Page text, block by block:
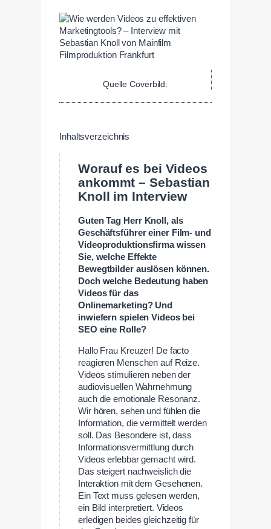
Quelle Coverbild:
Inhaltsverzeichnis
Worauf es bei Videos
ankommt –Sebastian
Knoll im Interview
Guten Tag Herr Knoll, als
Geschäftsführer einer Film- und
Videoproduktionsfirma wissen
Sie, welche Effekte
Bewegtbilder auslösen können.
Doch welche Bedeutung haben
Videos für das
Onlinemarketing? Und
inwiefern spielen Videos bei
SEO eine Rolle?
Hallo Frau Kreuzer! De facto
reagieren Menschen auf Reize.
Videos stimulieren neben der
audiovisuellen Wahrnehmung
auch die emotionale Resonanz.
Wir hören, sehen und fühlen die
Information, die vermittelt werden
soll. Das Besondere ist, dass
Informationsvermittlung durch
Videos erlebbar gemacht wird.
Das steigert nachweislich die
Interaktion mit dem Gesehenen.
Ein Text muss gelesen werden,
ein Bild interpretiert. Videos
erledigen beides gleichzeitig für